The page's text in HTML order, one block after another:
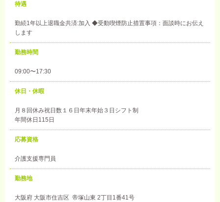
待遇
勤続1年以上退職金共済:加入 ◆受動喫煙防止措置事項：面談時にお伝え
します
勤務時間
09:00〜17:30
休日・休暇
月８回休み祝日数１６日年末年始３日シフト制
年間休日115日
応募資格
介護支援専門員
勤務地
大阪府 大阪市住吉区 帝塚山東 2丁目1番41号